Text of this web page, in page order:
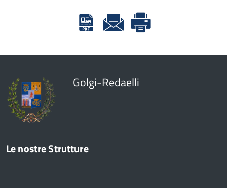
Golgi-Redaelli
Le nostre Strutture